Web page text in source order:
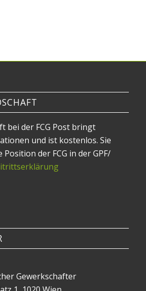
bei der FCG Post bringt
und ist kostenlos. Sie
der FCG in der GPF/
Gewerkschafter